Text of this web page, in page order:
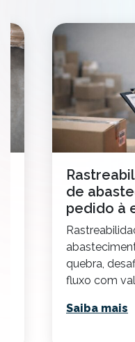
de
pedido à
quebra,
fluxo com
Saiba mais